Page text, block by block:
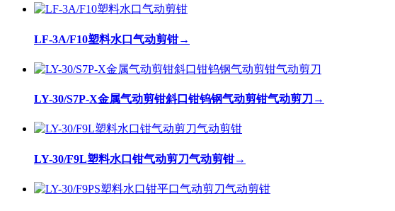
LF-3A/F10塑料水口气动剪钳→
LY-30/S7P-X金属气动剪钳斜口钳钨钢气动剪钳气动剪刀 →
LY-30/F9L塑料水口钳气动剪刀气动剪钳→